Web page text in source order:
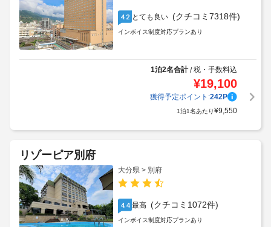
4.2 とても良い (クチコミ7318件)
インボイス制度対応プランあり
1泊2名合計/税・手数料込
¥19,100
獲得予定ポイント:242P
1泊1名あたり¥9,550
リゾーピア別府
大分県 > 別府
4.4 最高 (クチコミ1072件)
インボイス制度対応プランあり